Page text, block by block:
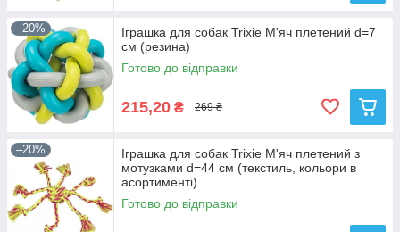
–20%
Іграшка для собак Trixie М'яч плетений d=7
см (резина)
Готово до відправки
215,20 ₴ 269 ₴
–20%
Іграшка для собак Trixie М'яч плетений з
мотузками d=44 см (текстиль, кольори в
асортименті)
Готово до відправки